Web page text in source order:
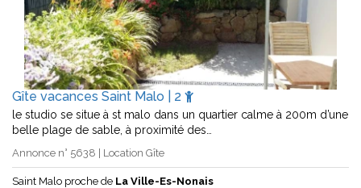
Gîte vacances Saint Malo | 2
le studio se situe à st malo dans un quartier calme à 200m d’une
belle plage de sable, à proximité des…
Annonce n° 5638 | Location Gîte
Saint Malo proche de La Ville-Es-Nonais